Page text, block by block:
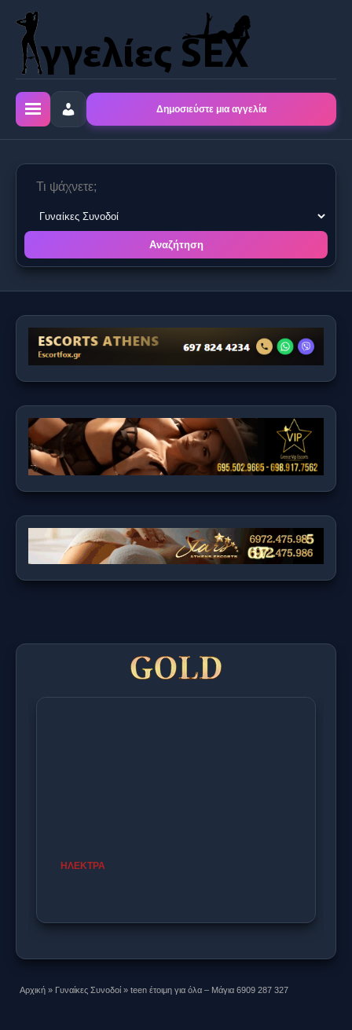
Δημοσιεύστε μια αγγελία
Αναζήτηση
YASMIN AS
Αρχική » Γυναίκες Συνοδοί » teen έτοιμη για όλα – Μάγια 6909 287 327